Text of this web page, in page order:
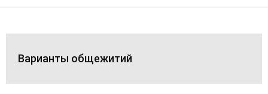
Варианты общежитий